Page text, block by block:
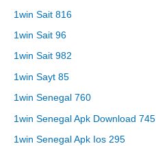
1win Sait 816
1win Sait 96
1win Sait 982
1win Sayt 85
1win Senegal 760
1win Senegal Apk Download 745
1win Senegal Apk Ios 295